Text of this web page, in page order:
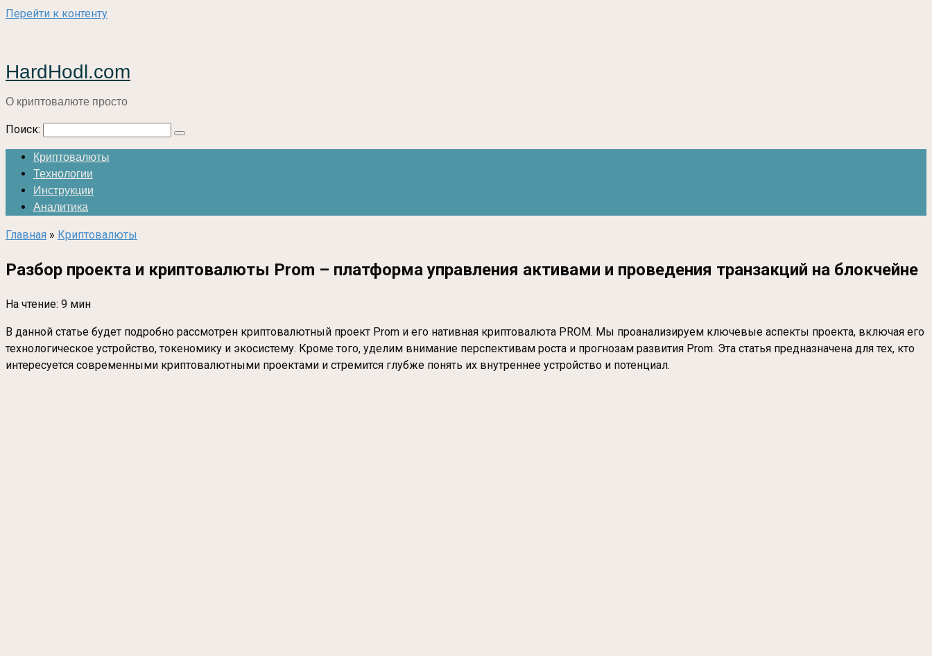
Перейти к контенту
HardHodl.com
О криптовалюте просто
Поиск:
Криптовалюты
Технологии
Инструкции
Аналитика
Главная » Криптовалюты
Разбор проекта и криптовалюты Prom – платформа управления активами и проведения транзакций на блокчейне
На чтение: 9 мин
В данной статье будет подробно рассмотрен криптовалютный проект Prom и его нативная криптовалюта PROM. Мы проанализируем ключевые аспекты проекта, включая его
технологическое устройство, токеномику и экосистему. Кроме того, уделим внимание перспективам роста и прогнозам развития Prom. Эта статья предназначена для тех, кто
интересуется современными криптовалютными проектами и стремится глубже понять их внутреннее устройство и потенциал.